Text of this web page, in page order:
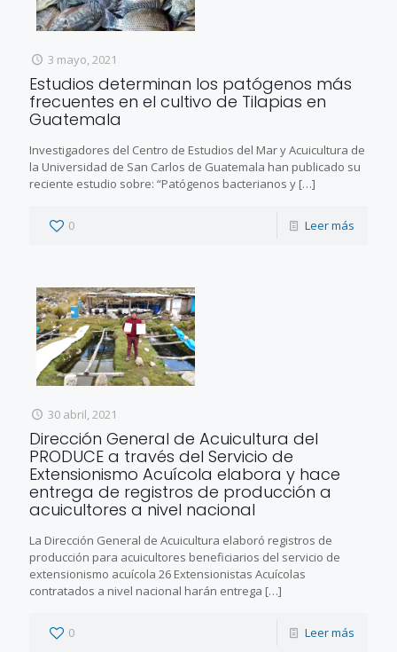
3 mayo, 2021
Estudios determinan los patógenos más
frecuentes en el cultivo de Tilapias en
Guatemala
Investigadores del Centro de Estudios del Mar y Acuicultura de
la Universidad de San Carlos de Guatemala han publicado su
reciente estudio sobre: “Patógenos bacterianos y […]
0 Leer más
30 abril, 2021
Dirección General de Acuicultura del
PRODUCE a través del Servicio de
Extensionismo Acuícola elabora y hace
entrega de registros de producción a
acuicultores a nivel nacional
La Dirección General de Acuicultura elaboró registros de
producción para acuicultores beneficiarios del servicio de
extensionismo acuícola 26 Extensionistas Acuícolas
contratados a nivel nacional harán entrega […]
0 Leer más